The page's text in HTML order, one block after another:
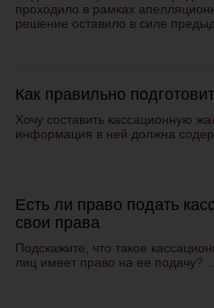
проходило в рамках
решение оставило в силе
Как правильно
Хочу составить кассационную
информация в ней должна
Есть ли право подать
свои права
Подскажите, что такое
лиц имеет право на ее подачу?